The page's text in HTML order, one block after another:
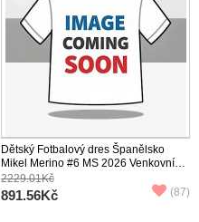
Dětský Fotbalový dres Španělsko
Mikel Merino #6 MS 2026 Venkovní
Krátký Rukáv (+ trenýrky)
2229.01Kč
891.56Kč (87)